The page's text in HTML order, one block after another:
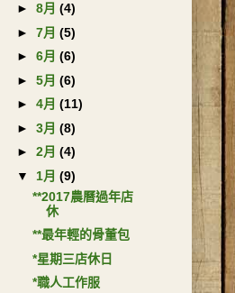
► 8月 (4)
► 7月 (5)
► 6月 (6)
► 5月 (6)
► 4月 (11)
► 3月 (8)
► 2月 (4)
▼ 1月 (9)
**2017農曆過年店
休
**最年輕的骨董包
*星期三店休日
*職人工作服